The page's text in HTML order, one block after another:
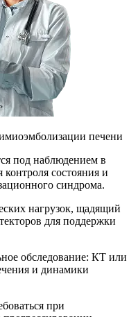
печени
под наблюдением в
контроля состояния и
синдрома.
нагрузок, щадящий
для поддержки
обследование: КТ или
и динамики
при